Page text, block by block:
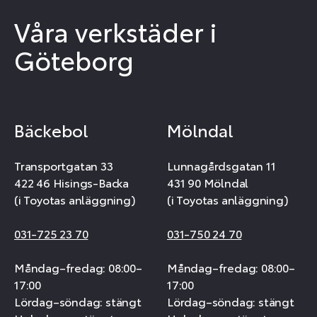
Våra verkstäder i
Göteborg
Bäckebol
Transportgatan 33
422 46 Hisings-Backa
(i Toyotas anläggning)
031-725 23 70
Måndag–fredag: 08:00–
17:00
Lördag–söndag: stängt
Mölndal
Lunnagårdsgatan 11
431 90 Mölndal
(i Toyotas anläggning)
031-750 24 70
Måndag–fredag: 08:00–
17:00
Lördag–söndag: stängt